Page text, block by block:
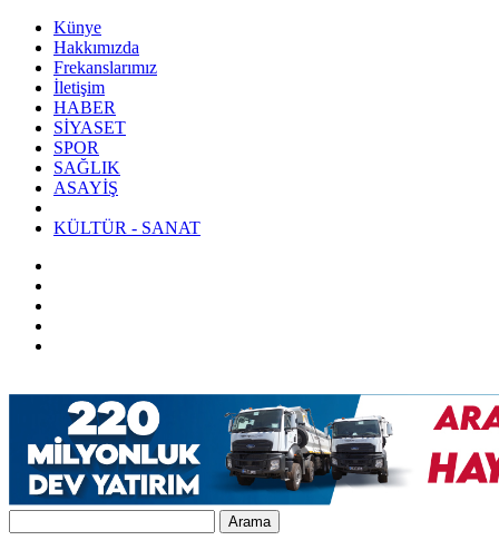
Künye
Hakkımızda
Frekanslarımız
İletişim
HABER
SİYASET
SPOR
SAĞLIK
ASAYİŞ
KÜLTÜR - SANAT